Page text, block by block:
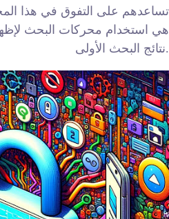
تساعدهم على التفوق في هذا
هي استخدام محركات البحث
نتائج البحث الأولى.